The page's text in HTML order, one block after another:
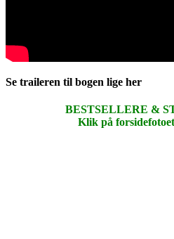
Se traileren til bogen lige her
BESTSELLERE &
Klik på